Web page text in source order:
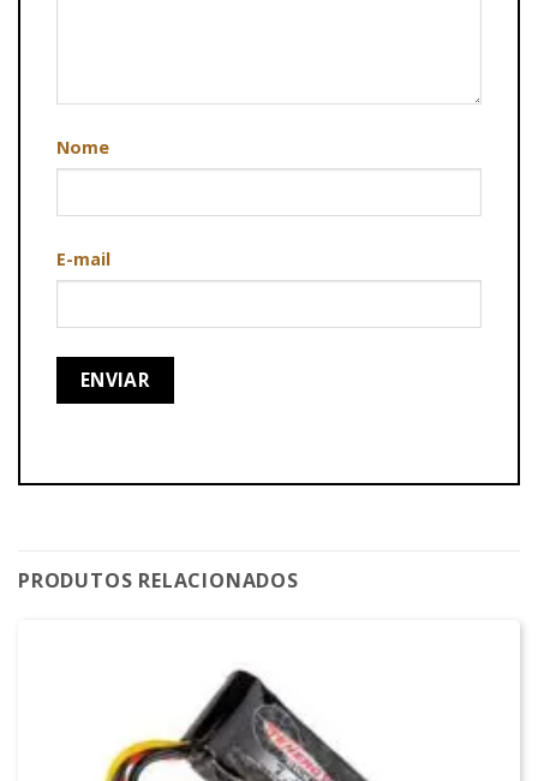
Nome
E-mail
PRODUTOS RELACIONADOS